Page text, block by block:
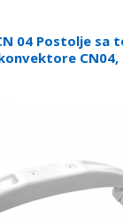
04 Postolje sa
CN04,